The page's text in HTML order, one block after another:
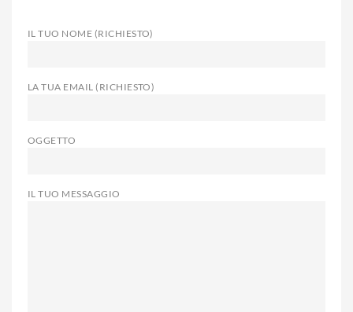
IL TUO NOME (RICHIESTO)
LA TUA EMAIL (RICHIESTO)
OGGETTO
IL TUO MESSAGGIO